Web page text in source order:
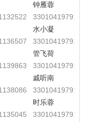
钟雁蓉
水小凝
管飞荷
戚听南
时乐蓉